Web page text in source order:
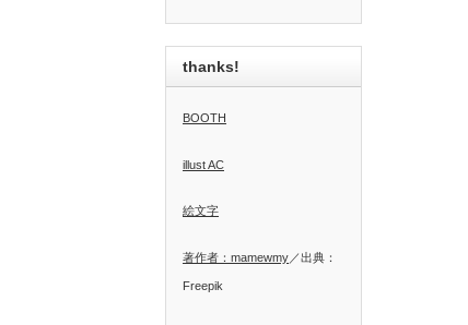
thanks!
BOOTH
illust AC
絵文字
著作者：mamewmy ／出典：
Freepik